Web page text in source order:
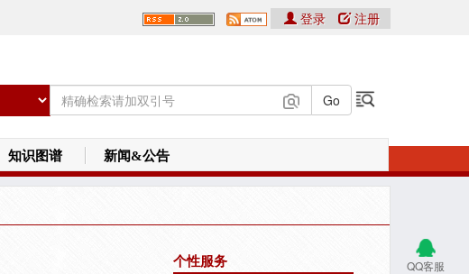
登录 注册
知识图谱 新闻&公告
QQ客服
个性服务